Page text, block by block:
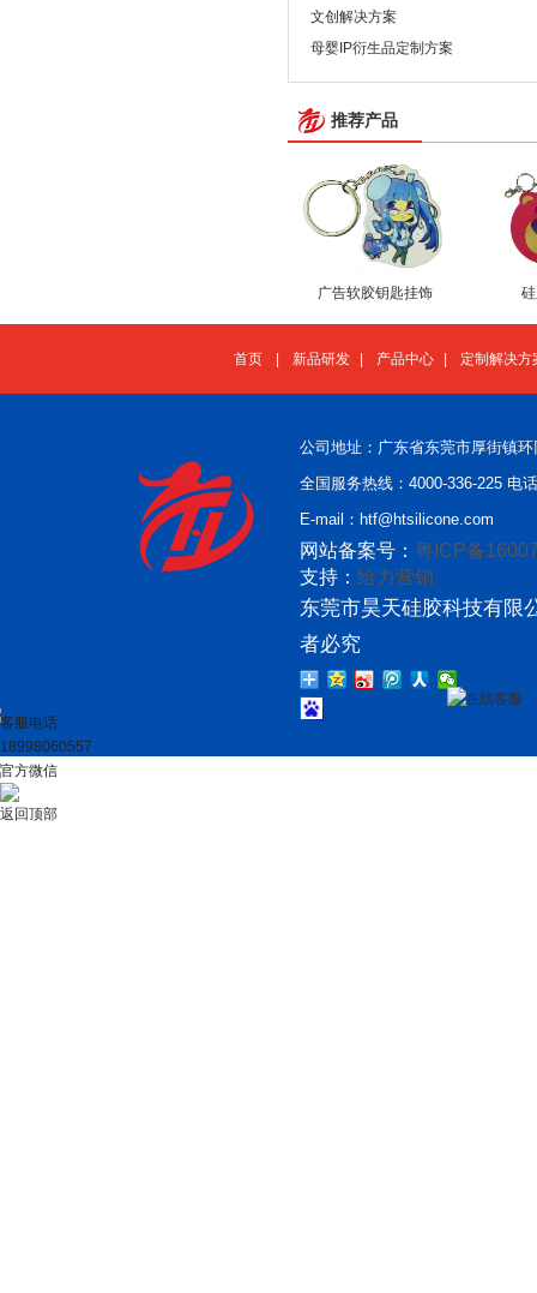
文创解决方案
母婴IP衍生品定制方案
推荐产品
广告软胶钥匙挂饰
首页 新品研发 产品中心 定制解决方
公司地址：广东省东莞市厚街镇
全国服务热线：4000-336-225 电
E-mail：htf@htsilicone.com
网站备案号： 粤ICP备
支持： 给力营销
东莞市昊天硅胶科技有限
者必究
在线客服
客服电话
18998060557
官方微信
返回顶部